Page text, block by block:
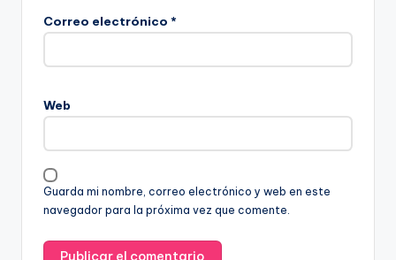
Correo electrónico *
Web
Guarda mi nombre, correo electrónico y web en este
navegador para la próxima vez que comente.